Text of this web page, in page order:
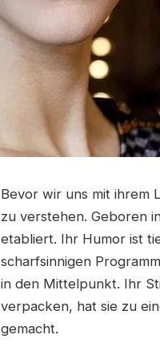
Bevor wir uns mit ihrem
zu verstehen. Geboren
etabliert. Ihr Humor ist
scharfsinnigen
in den Mittelpunkt. Ihr
verpacken, hat sie zu
gemacht.